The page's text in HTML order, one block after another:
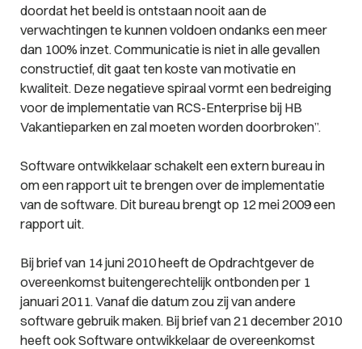
doordat het beeld is ontstaan nooit aan de
verwachtingen te kunnen voldoen ondanks een meer
dan 100% inzet. Communicatie is niet in alle gevallen
constructief, dit gaat ten koste van motivatie en
kwaliteit. Deze negatieve spiraal vormt een bedreiging
voor de implementatie van RCS-Enterprise bij HB
Vakantieparken en zal moeten worden doorbroken”.
Software ontwikkelaar schakelt een extern bureau in
om een rapport uit te brengen over de implementatie
van de software. Dit bureau brengt op 12 mei 2009 een
rapport uit.
Bij brief van 14 juni 2010 heeft de Opdrachtgever de
overeenkomst buitengerechtelijk ontbonden per 1
januari 2011. Vanaf die datum zou zij van andere
software gebruik maken. Bij brief van 21 december 2010
heeft ook Software ontwikkelaar de overeenkomst